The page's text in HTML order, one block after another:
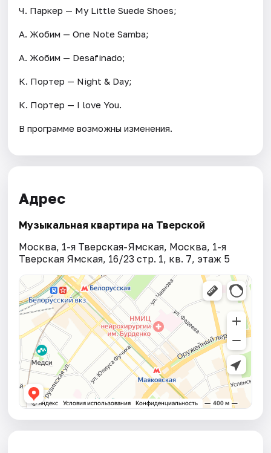
Ч. Паркер — My Little Suede Shoes;
А. Жобим — One Note Samba;
А. Жобим — Desafinado;
К. Портер — Night & Day;
К. Портер — I love You.
В программе возможны изменения.
Адрес
Музыкальная квартира на Тверской
Москва, 1-я Тверская-Ямская, Москва, 1-я
Тверская Ямская, 16/23 стр. 1, кв. 7, этаж 5